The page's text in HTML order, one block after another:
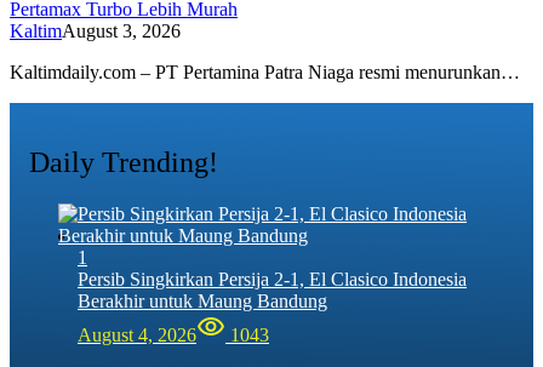
Pertamax Turbo Lebih Murah
KaltimAugust 3, 2026
Kaltimdaily.com – PT Pertamina Patra Niaga resmi menurunkan…
Daily Trending!
1
Persib Singkirkan Persija 2-1, El Clasico Indonesia
Berakhir untuk Maung Bandung
August 4, 2026
1043